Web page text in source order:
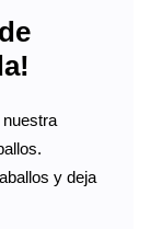
y deja